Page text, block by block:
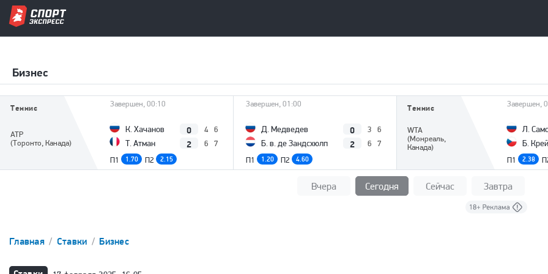
Бизнес
Теннис
ATP
(Торонто, Канада)
Завершен, 00:10
К. Хачанов
Т. Атман
0 4 6
2 6
7
П1
1.70 П2 2.15
Завершен, 01:00
Д. Медведев
Б. в. де Зандсхюлп
0 3 6
2 6
7
П1
1.20 П2 4.60
Теннис
WTA
(Монреаль,
Канада)
Завершен,
Л.
Б.
П1
2.38
Вчера Сегодня Сейчас Завтра
Главная Ставки Бизнес